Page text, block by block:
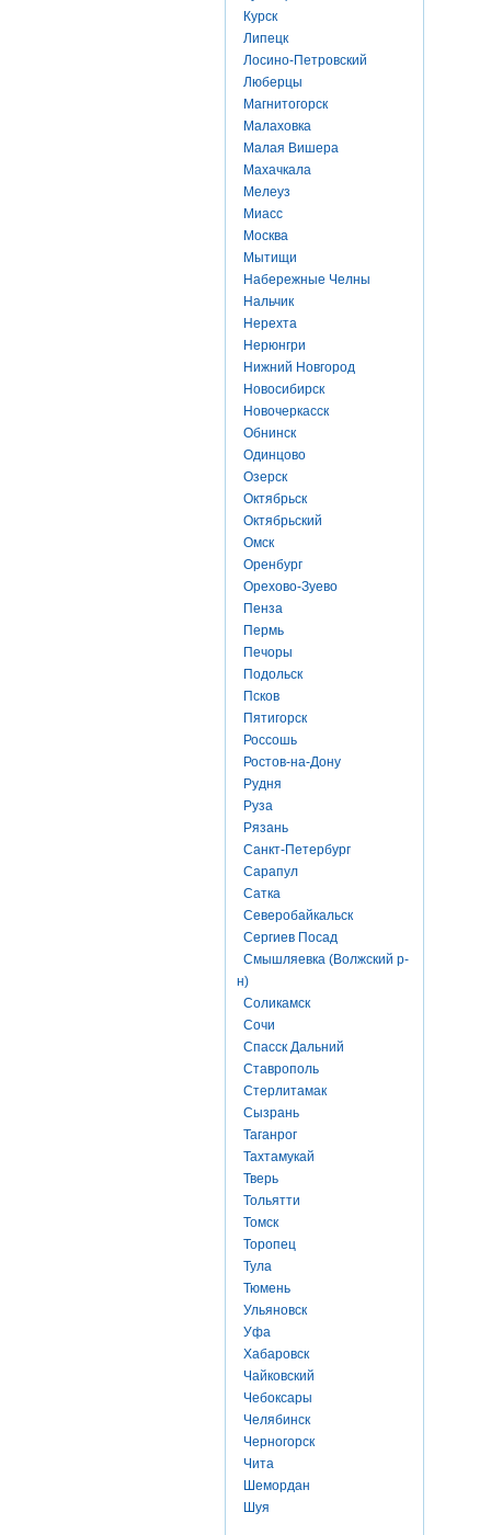
Курск
Липецк
Лосино-Петровский
Люберцы
Магнитогорск
Малаховка
Малая Вишера
Махачкала
Мелеуз
Миасс
Москва
Мытищи
Набережные Челны
Нальчик
Нерехта
Нерюнгри
Нижний Новгород
Новосибирск
Новочеркасск
Обнинск
Одинцово
Озерск
Октябрьск
Октябрьский
Омск
Оренбург
Орехово-Зуево
Пенза
Пермь
Печоры
Подольск
Псков
Пятигорск
Россошь
Ростов-на-Дону
Рудня
Руза
Рязань
Санкт-Петербург
Сарапул
Сатка
Северобайкальск
Сергиев Посад
Смышляевка (Волжский р-
н)
Соликамск
Сочи
Спасск Дальний
Ставрополь
Стерлитамак
Сызрань
Таганрог
Тахтамукай
Тверь
Тольятти
Томск
Торопец
Тула
Тюмень
Ульяновск
Уфа
Хабаровск
Чайковский
Чебоксары
Челябинск
Черногорск
Чита
Шемордан
Шуя